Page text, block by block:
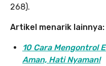
268).
Artikel menarik lainnya:
10 Cara Mengontrol
Aman, Hati Nyaman!